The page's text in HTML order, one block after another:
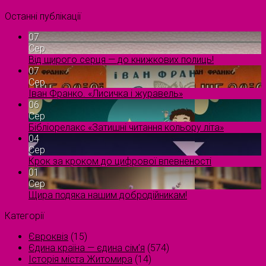
Останні публікації
07
Сер
Від щирого серця — до книжкових полиць!
07
Сер
Іван Франко. «Лисичка і журавель»
06
Сер
Бібліорелакс «Затишні читання кольору літа»
04
Сер
Крок за кроком до цифрової впевненості
01
Сер
Щира подяка нашим добродійникам!
Категорії
Євроквіз (15)
Єдина країна — єдина сім’я (574)
Історія міста Житомира (14)